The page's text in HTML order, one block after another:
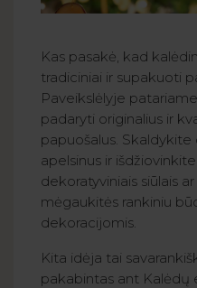
Kas pasakė, kad
tradiciniai ir supakuoti
Paveikslėlyje
padaryti originalius ir
papuošalus. Skaldykite
apelsinus ir
dekoratyviniais siūlais
mėgaukitės rankiniu
dekoracijomis.
Kita idėja tai
pakabintas ant Kalėdų